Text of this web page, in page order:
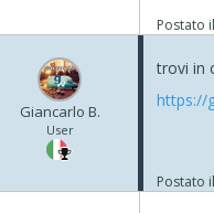
Postato il
Giancarlo B.
User
trovi in
https://
Postato il